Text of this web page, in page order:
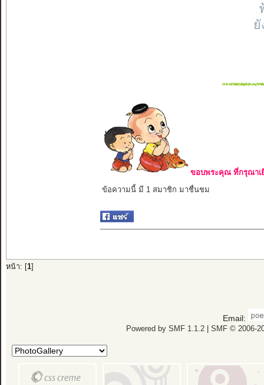
ขอบพระคุณ ที่กรุณาเ
ข้อความนี้ มี 1 สมาชิก มาชื่นชม
หน้า: [ 1]
Email:
Powered by SMF 1.1.2| SMF © 2006-